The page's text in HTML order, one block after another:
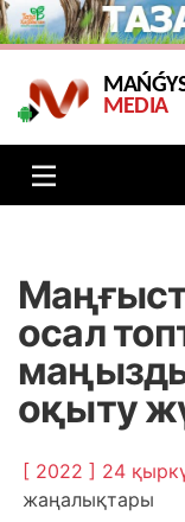
MEDIA
осал
оқыту
[ 2022 ] 24
жаңалықтары